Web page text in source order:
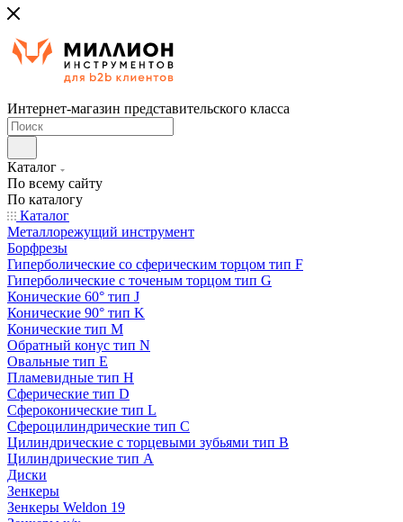
Интернет-магазин представительского класса
Каталог
По всему сайту
По каталогу
Каталог
Металлорежущий инструмент
Борфрезы
Гиперболические cо сферическим торцом тип F
Гиперболические с точеным торцом тип G
Конические 60° тип J
Конические 90° тип K
Конические тип M
Обратный конус тип N
Овальные тип E
Пламевидные тип H
Сферические тип D
Сфероконические тип L
Сфероцилиндрические тип C
Цилиндрические с торцевыми зубьями тип B
Цилиндрические тип А
Диски
Зенкеры
Зенкеры Weldon 19